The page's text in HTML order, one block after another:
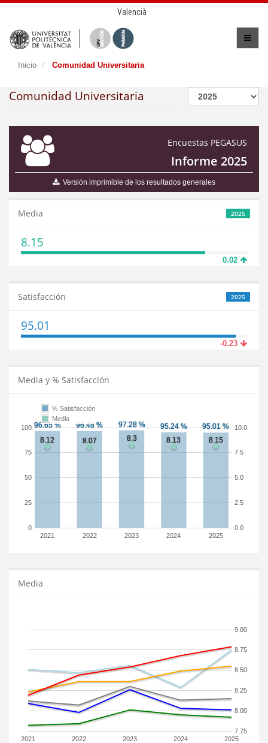
Valencià
Inicio Comunidad Universitaria
Comunidad Universitaria
Encuestas PEGASUS
Informe 2025
Versión imprimible de los resultados generales
2025
Media
8.15
0.02
2025
Satisfacción
95.01
-0.23
Media y % Satisfacción
2021 2022 2023 2024 2025
0
25
50
75
100
0.0
2.5
5.0
7.5
10.0
% Satisfacción
Media
Media
2021 2022 2023 2024 2025
7.75
8.00
8.25
8.50
8.75
9.00